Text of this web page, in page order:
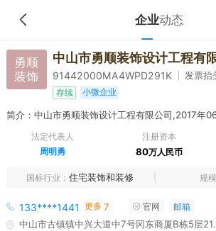
企业动态
勇顺
装饰
中山市勇顺装饰设计工程有
91442000MA4WPD291K 发票抬
存续 小微企业
法定代表人
周明勇
注册资本
80万人民币
国标行业 住宅装饰和装修 规模
133****1441 更多 7 官网 邮箱
中山市古镇